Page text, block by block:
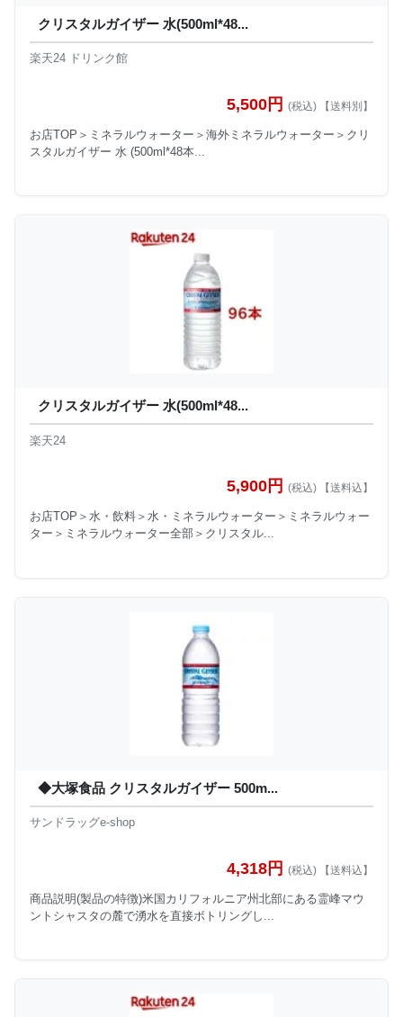
クリスタルガイザー 水(500ml*48...
楽天24 ドリンク館
5,500円 (税込) 【送料別】
お店TOP＞ミネラルウォーター＞海外ミネラルウォーター＞クリ
スタルガイザー 水 (500ml*48本...
クリスタルガイザー 水(500ml*48...
楽天24
5,900円 (税込) 【送料込】
お店TOP＞水・飲料＞水・ミネラルウォーター＞ミネラルウォー
ター＞ミネラルウォーター全部＞クリスタル...
◆大塚食品 クリスタルガイザー 500m...
サンドラッグe-shop
4,318円 (税込) 【送料込】
商品説明(製品の特徴)米国カリフォルニア州北部にある霊峰マウ
ントシャスタの麓で湧水を直接ボトリングし...